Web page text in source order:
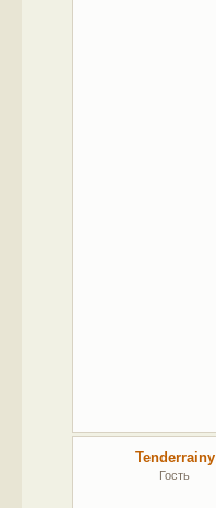
Tenderrainy
Гость